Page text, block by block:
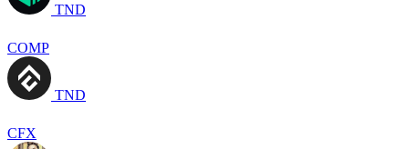
TND
COMP
TND
CFX